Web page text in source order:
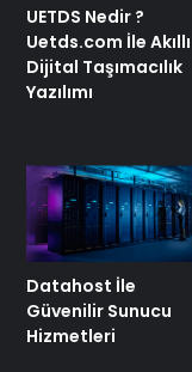
UETDS Nedir ?
Uetds.com İle Akıllı
Dijital Taşımacılık
Yazılımı
Datahost İle
Güvenilir Sunucu
Hizmetleri